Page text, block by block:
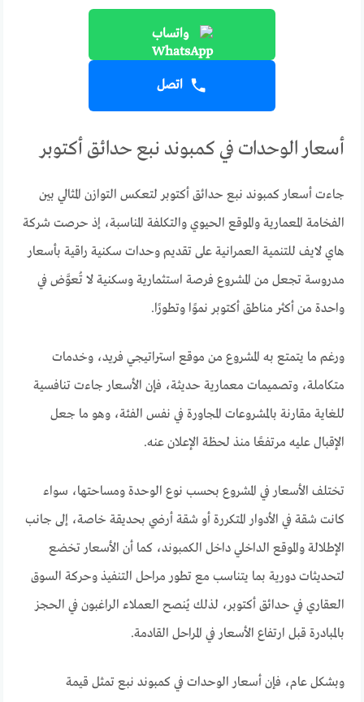
واتساب
اتصل
أسعار الوحدات في كمبوند نبع حدائق أكتوبر
جاءت أسعار كمبوند نبع حدائق أكتوبر لتعكس التوازن المثالي بين
الفخامة المعمارية والموقع الحيوي والتكلفة المناسبة، إذ حرصت شركة
هاي لايف للتنمية العمرانية على تقديم وحدات سكنية راقية بأسعار
مدروسة تجعل من المشروع فرصة استثمارية وسكنية لا تُعوَّض في
واحدة من أكثر مناطق أكتوبر نموًا وتطورًا.
ورغم ما يتمتع به المشروع من موقع استراتيجي فريد، وخدمات
متكاملة، وتصميمات معمارية حديثة، فإن الأسعار جاءت تنافسية
للغاية مقارنة بالمشروعات المجاورة في نفس الفئة، وهو ما جعل
الإقبال عليه مرتفعًا منذ لحظة الإعلان عنه.
تختلف الأسعار في المشروع بحسب نوع الوحدة ومساحتها، سواء
كانت شقة في الأدوار المتكررة أو شقة أرضي بحديقة خاصة، إلى جانب
الإطلالة والموقع الداخلي داخل الكمبوند، كما أن الأسعار تخضع
لتحديثات دورية بما يتناسب مع تطور مراحل التنفيذ وحركة السوق
العقاري في حدائق أكتوبر، لذلك يُنصح العملاء الراغبون في الحجز
بالمبادرة قبل ارتفاع الأسعار في المراحل القادمة.
وبشكل عام، فإن أسعار الوحدات في كمبوند نبع تمثل قيمة